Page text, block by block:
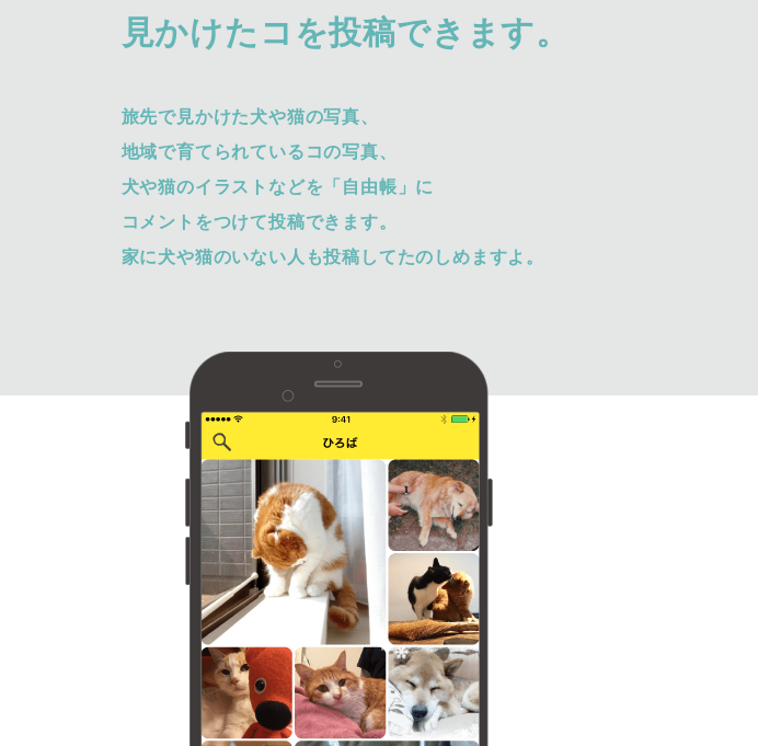
見かけたコを投稿できます。
旅先で見かけた犬や猫の写真、
地域で育てられているコの写真、
犬や猫のイラストなどを「自由帳」に
コメントをつけて投稿できます。
家に犬や猫のいない人も投稿してたのしめますよ。